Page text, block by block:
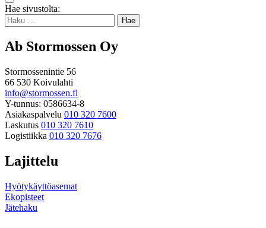
Takaisin
ylös
Hae sivustolta:
Haku:
Ab Stormossen Oy
Stormossenintie 56
66 530 Koivulahti
info@stormossen.fi
Y-tunnus: 0586634-8
Asiakaspalvelu 010 320 7600
Laskutus 010 320 7610
Logistiikka 010 320 7676
Lajittelu
Hyötykäyttöasemat
Ekopisteet
Jätehaku